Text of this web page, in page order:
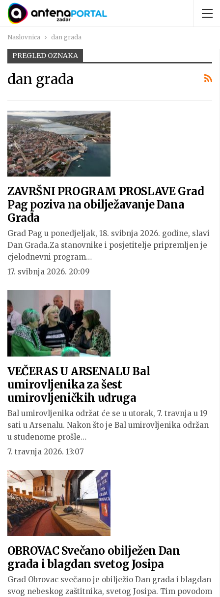
Naslovnica dan grada
PREGLED OZNAKA
dan grada
ZAVRŠNI PROGRAM PROSLAVE Grad
Pag poziva na obilježavanje Dana
Grada
Grad Pag u ponedjeljak, 18. svibnja 2026. godine, slavi
Dan Grada.Za stanovnike i posjetitelje pripremljen je
cjelodnevni program…
17. svibnja 2026. 20:09
VEČERAS U ARSENALU Bal
umirovljenika za šest
umirovljeničkih udruga
Bal umirovljenika održat će se u utorak, 7. travnja u 19
sati u Arsenalu. Nakon što je Bal umirovljenika održan
u studenome prošle…
7. travnja 2026. 13:07
OBROVAC Svečano obilježen Dan
grada i blagdan svetog Josipa
Grad Obrovac svečano je obilježio Dan grada i blagdan
svog nebeskog zaštitnika, svetog Josipa. Tim povodom